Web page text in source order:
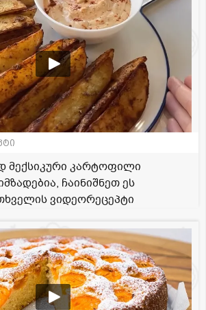
მექსიკური კარტოფილი
ჩაინიშნეთ ეს
ვიდეორეცეპტი